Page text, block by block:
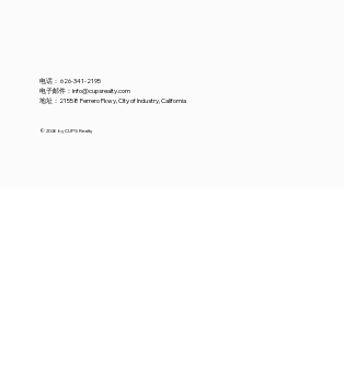
© 2026 by CUPS Realty
电话： 626-341-2195
电子邮件： info@cupsrealty.com
地址：21558 Ferrero Pkwy, City of Industry, California